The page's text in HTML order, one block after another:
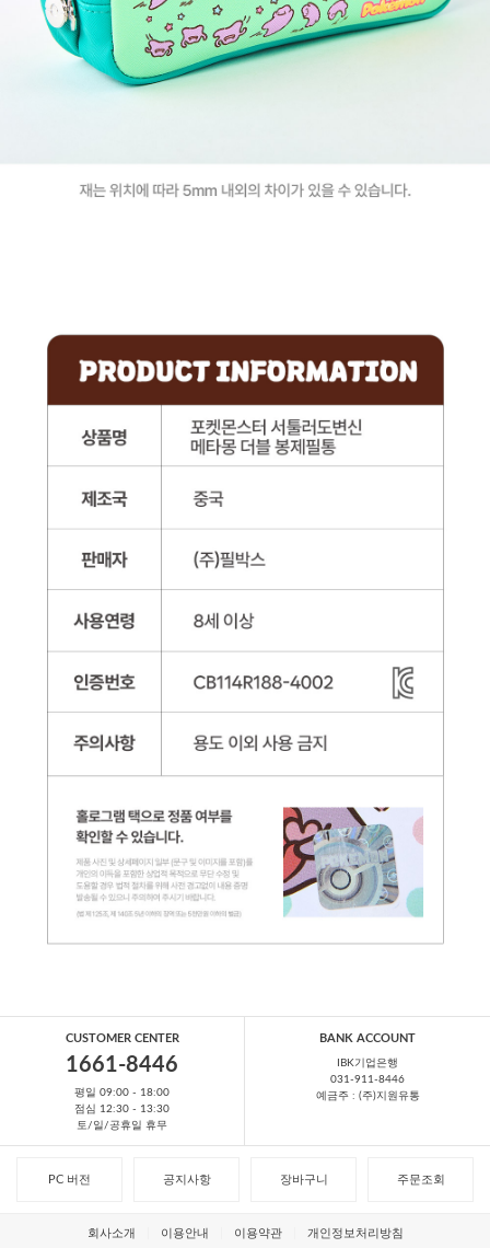
CUSTOMER CENTER
1661-8446
평일 09:00 - 18:00
점심 12:30 - 13:30
토/일/공휴일 휴무
BANK ACCOUNT
IBK기업은행
031-911-8446
예금주 : (주)지원유통
PC 버전 공지사항 장바구니 주문조회
회사소개 이용안내 이용약관 개인정보처리방침